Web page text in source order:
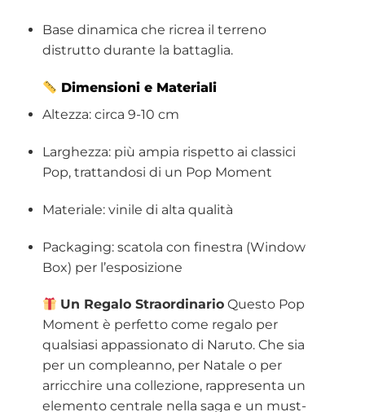
Base dinamica che ricrea il terreno
distrutto durante la battaglia.
Dimensioni e Materiali
Altezza: circa 9-10 cm
Larghezza: più ampia rispetto ai classici
Pop, trattandosi di un Pop Moment
Materiale: vinile di alta qualità
Packaging: scatola con finestra (Window
Box) per l’esposizione
Un Regalo Straordinario Questo Pop
Moment è perfetto come regalo per
qualsiasi appassionato di Naruto. Che sia
per un compleanno, per Natale o per
arricchire una collezione, rappresenta un
elemento centrale nella saga e un must-